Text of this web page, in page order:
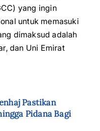
yang ingin
untuk memasuki
dimaksud adalah
dan Uni Emirat
Pastikan
Pidana Bagi